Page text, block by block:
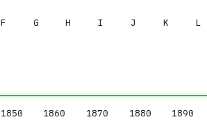
F G H I J K L
1850 1860 1870 1880 1890